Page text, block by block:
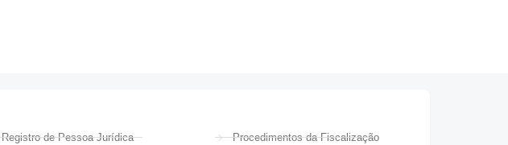
Registro de Pessoa Jurídica Procedimentos da Fiscalização